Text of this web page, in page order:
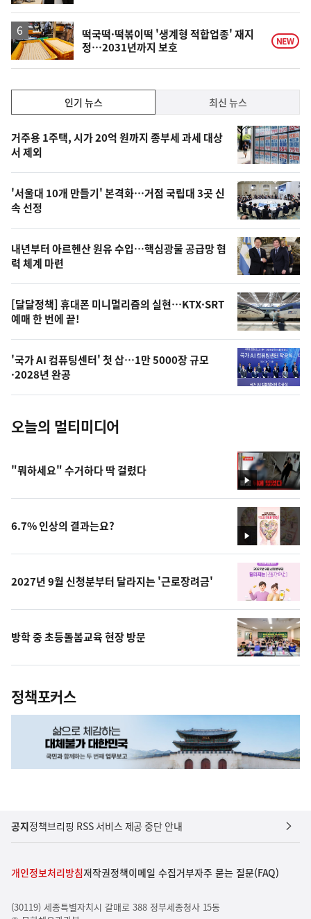
락
떡국떡·떡볶이떡 '생계형 적합업종' 재지
정…2031년까지 보호
NEW
기,
최
신,
오
늘
의
영
상
오
늘
의
사
진
인기 뉴스 최신 뉴스
기
뉴
스
거주용 1주택, 시가 20억 원까지 종부세 과세 대상
서 제외
'서울대 10개 만들기' 본격화…거점 국립대 3곳 신
속 선정
내년부터 아르헨산 원유 수입…핵심광물 공급망 협
력 체계 마련
[달달정책] 휴대폰 미니멀리즘의 실현…KTX·SRT
예매 한 번에 끝!
'국가 AI 컴퓨팅센터' 첫 삽…1만 5000장 규모
·2028년 완공
오늘의 멀티미디어
영
상
"뭐하세요" 수거하다 딱 걸렸다
영
상
6.7% 인상의 결과는요?
2027년 9월 신청분부터 달라지는 '근로장려금'
방학 중 초등돌봄교육 현장 방문
정책포커스
공지정책브리핑 RSS 서비스 제공 중단 안내
개인정보처리방침저작권정책이메일 수집거부자주 묻는 질문(FAQ)
(30119) 세종특별자치시 갈매로 388 정부세종청사 15동